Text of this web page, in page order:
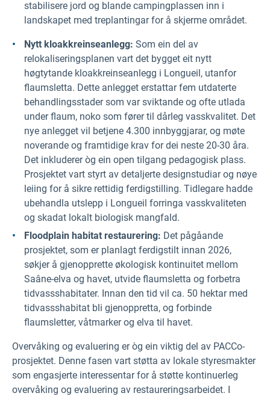
stabilisere jord og blande campingplassen inn i
landskapet med treplantingar for å skjerme området.
Nytt kloakkreinseanlegg: Som ein del av
relokaliseringsplanen vart det bygget eit nytt
høgtytande kloakkreinseanlegg i Longueil, utanfor
flaumsletta. Dette anlegget erstattar fem utdaterte
behandlingsstader som var sviktande og ofte utlada
under flaum, noko som fører til dårleg vasskvalitet. Det
nye anlegget vil betjene 4.300 innbyggjarar, og møte
noverande og framtidige krav for dei neste 20-30 åra.
Det inkluderer òg ein open tilgang pedagogisk plass.
Prosjektet vart styrt av detaljerte designstudiar og nøye
leiing for å sikre rettidig ferdigstilling. Tidlegare hadde
ubehandla utslepp i Longueil forringa vasskvaliteten
og skadat lokalt biologisk mangfald.
Floodplain habitat restaurering: Det pågåande
prosjektet, som er planlagt ferdigstilt innan 2026,
søkjer å gjenopprette økologisk kontinuitet mellom
Saâne-elva og havet, utvide flaumsletta og forbetra
tidvassshabitater. Innan den tid vil ca. 50 hektar med
tidvassshabitat bli gjenoppretta, og forbinde
flaumsletter, våtmarker og elva til havet.
Overvåking og evaluering er òg ein viktig del av PACCo-
prosjektet. Denne fasen vart støtta av lokale styresmakter
som engasjerte interessentar for å støtte kontinuerleg
overvåking og evaluering av restaureringsarbeidet. I